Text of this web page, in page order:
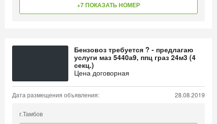
+7 ПОКАЗАТЬ НОМЕР
Бензовоз требуется ? - предлагаю
услуги маз 5440а9, ппц граз 24м3 (4
секц.)
Цена договорная
Дата размещения объявления: 28.08.2019
г.Тамбов